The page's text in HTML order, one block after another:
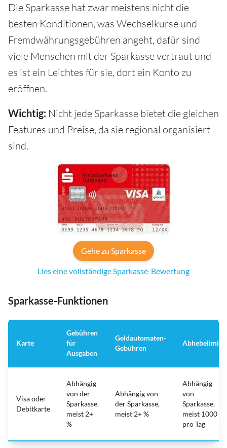
Die Sparkasse hat zwar meistens nicht die
besten Konditionen, was Wechselkurse und
Fremdwährungsgebühren angeht, dafür sind
viele Menschen mit der Sparkasse vertraut und
es ist ein Leichtes für sie, dort ein Konto zu
eröffnen.
Wichtig: Nicht jede Sparkasse bietet die gleichen
Features und Preise, da sie regional organisiert
sind.
Gehe zu Sparkasse
Lies eine vollständige Sparkasse-Bewertung
Sparkasse-Funktionen
Karte
Gebühren
für
Ausgaben
Geldautomaten-
Gebühren
Abhebelimit
Visa oder
Debitkarte
Abhängig
von der
Sparkasse,
meist 2+
%
Abhängig von
der Sparkasse,
meist 2+ %
Abhängig
von
Sparkasse,
meist 1000
pro Tag